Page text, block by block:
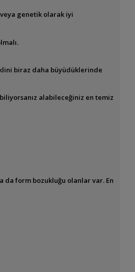
genetik olarak iyi
biraz daha büyüdüklerinde
alabileceğiniz en temiz
da form bozukluğu olanlar var. En